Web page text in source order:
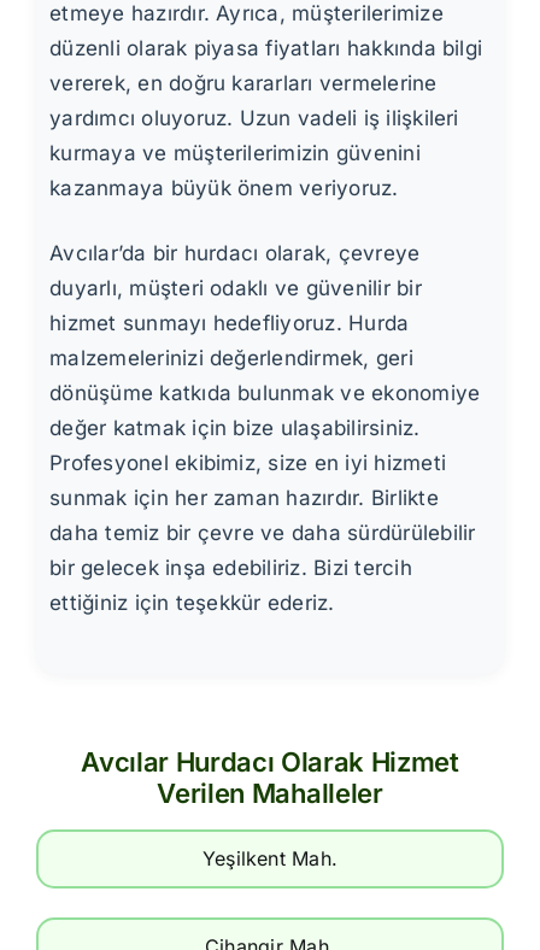
etmeye hazırdır. Ayrıca, müşterilerimize
düzenli olarak piyasa fiyatları hakkında bilgi
vererek, en doğru kararları vermelerine
yardımcı oluyoruz. Uzun vadeli iş ilişkileri
kurmaya ve müşterilerimizin güvenini
kazanmaya büyük önem veriyoruz.
Avcılar’da bir hurdacı olarak, çevreye
duyarlı, müşteri odaklı ve güvenilir bir
hizmet sunmayı hedefliyoruz. Hurda
malzemelerinizi değerlendirmek, geri
dönüşüme katkıda bulunmak ve ekonomiye
değer katmak için bize ulaşabilirsiniz.
Profesyonel ekibimiz, size en iyi hizmeti
sunmak için her zaman hazırdır. Birlikte
daha temiz bir çevre ve daha sürdürülebilir
bir gelecek inşa edebiliriz. Bizi tercih
ettiğiniz için teşekkür ederiz.
Avcılar Hurdacı Olarak Hizmet
Verilen Mahalleler
Yeşilkent Mah.